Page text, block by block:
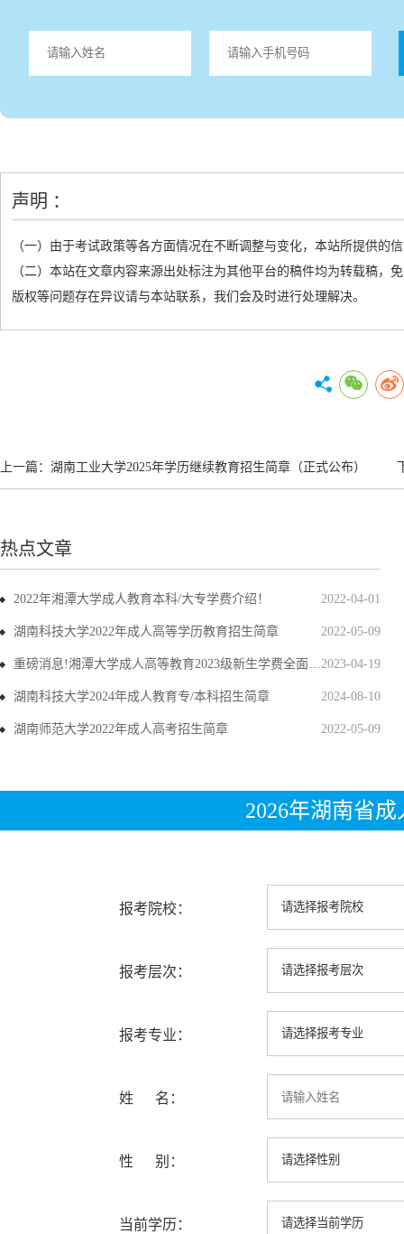
声明 ：
（一）由于考试政策等各方面情况在不断调整与变化，本站所提供的
（二）本站在文章内容来源出处标注为其他平台的稿件均为转载稿
版权等问题存在异议请与本站联系，我们会及时进行处理解决。
上一篇： 湖南工业大学2025年学历继续教育招生简章（正式公布）
热点文章
2022-04-01
2022年湘潭大学成人教育本科/大专学费介绍！
2022-05-09
湖南科技大学2022年成人高等学历教育招生简章
2023-04-19
重磅消息!湘潭大学成人高等教育2023级新生学费全面上调
2024-08-10
湖南科技大学2024年成人教育专/本科招生简章
2022-05-09
湖南师范大学2022年成人高考招生简章
2026年湖南省
报考院校：
报考层次：
报考专业：
姓 名：
性 别：
当前学历：